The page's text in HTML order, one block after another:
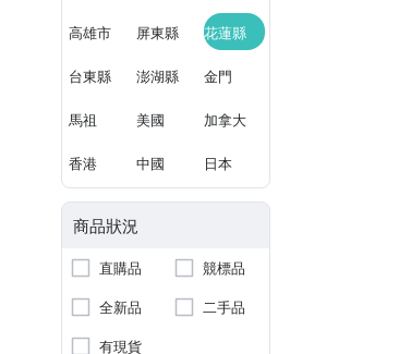
高雄市 屏東縣 花蓮縣
台東縣 澎湖縣 金門
馬祖 美國 加拿大
香港 中國 日本
商品狀況
直購品
競標品
全新品
二手品
有現貨